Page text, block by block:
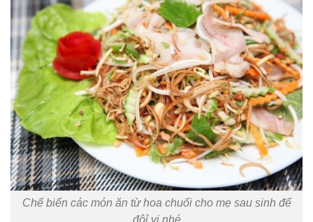
Chế biến các món ăn từ hoa chuối cho mẹ sau sinh để